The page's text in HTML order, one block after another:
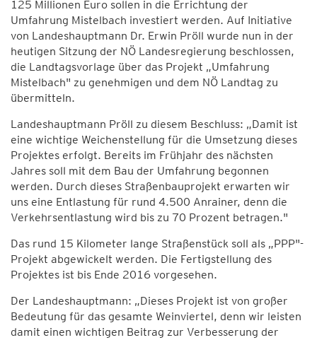
125 Millionen Euro sollen in die Errichtung der
Umfahrung Mistelbach investiert werden. Auf Initiative
von Landeshauptmann Dr. Erwin Pröll wurde nun in der
heutigen Sitzung der NÖ Landesregierung beschlossen,
die Landtagsvorlage über das Projekt „Umfahrung
Mistelbach" zu genehmigen und dem NÖ Landtag zu
übermitteln.
Landeshauptmann Pröll zu diesem Beschluss: „Damit ist
eine wichtige Weichenstellung für die Umsetzung dieses
Projektes erfolgt. Bereits im Frühjahr des nächsten
Jahres soll mit dem Bau der Umfahrung begonnen
werden. Durch dieses Straßenbauprojekt erwarten wir
uns eine Entlastung für rund 4.500 Anrainer, denn die
Verkehrsentlastung wird bis zu 70 Prozent betragen."
Das rund 15 Kilometer lange Straßenstück soll als „PPP"-
Projekt abgewickelt werden. Die Fertigstellung des
Projektes ist bis Ende 2016 vorgesehen.
Der Landeshauptmann: „Dieses Projekt ist von großer
Bedeutung für das gesamte Weinviertel, denn wir leisten
damit einen wichtigen Beitrag zur Verbesserung der